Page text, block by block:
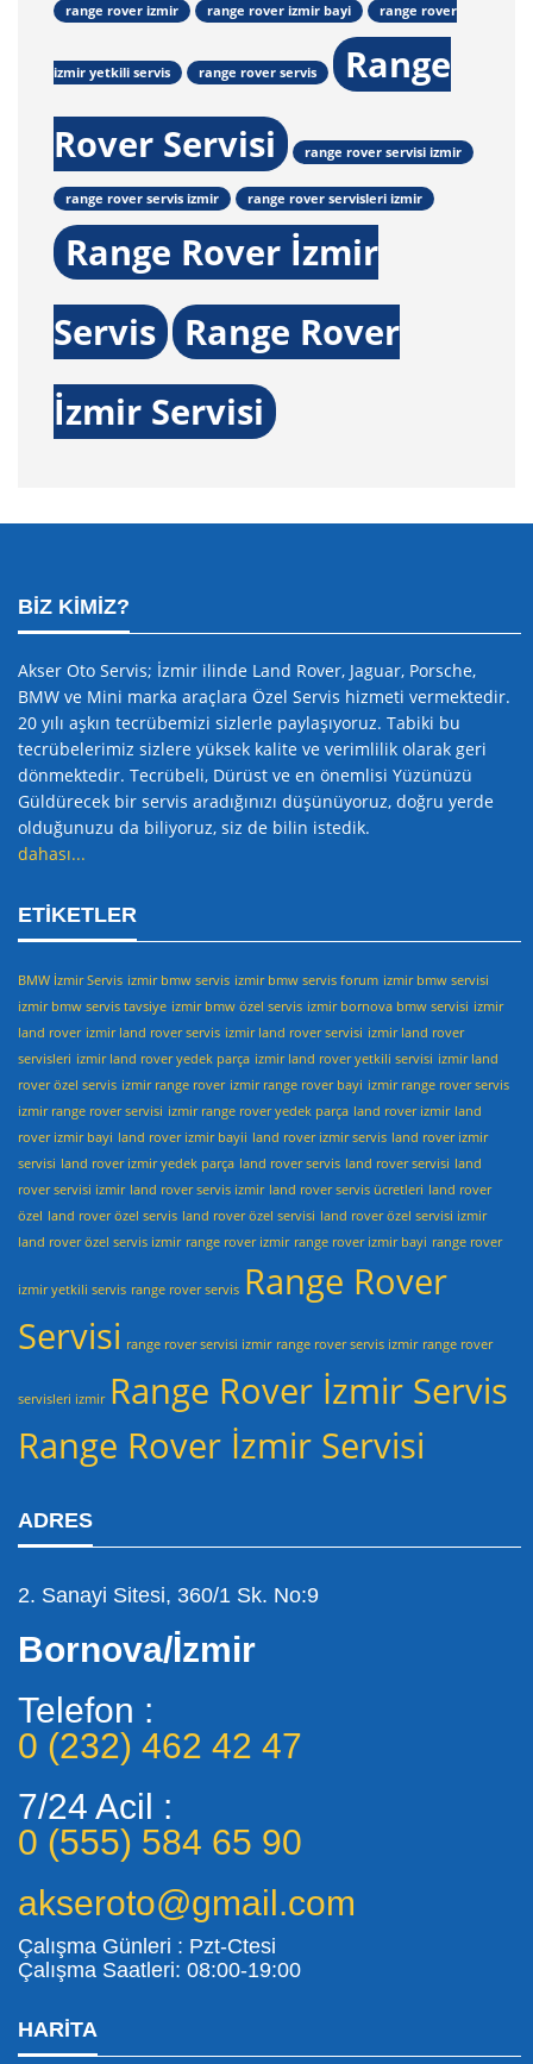
range rover izmir
range rover izmir bayi range rover
izmir yetkili servis range rover servis
Range
Rover Servisi
range rover servisi izmir
range rover servis izmir range rover servisleri izmir
Range Rover İzmir
Servis
Range Rover
İzmir Servisi
BIZ KIMIZ?
Akser Oto Servis; İzmir ilinde Land Rover, Jaguar, Porsche,
BMW ve Mini marka araçlara Özel Servis hizmeti vermektedir.
20 yılı aşkın tecrübemizi sizlerle paylaşıyoruz. Tabiki bu
tecrübelerimiz sizlere yüksek kalite ve verimlilik olarak geri
dönmektedir. Tecrübeli, Dürüst ve en önemlisi Yüzünüzü
Güldürecek bir servis aradığınızı düşünüyoruz, doğru yerde
olduğunuzu da biliyoruz, siz de bilin istedik.
dahası...
ETIKETLER
BMW İzmir Servis izmir bmw servis izmir bmw servis forum izmir bmw servisi
izmir bmw servis tavsiye izmir bmw özel servis izmir bornova bmw servisi izmir
land rover izmir land rover servis izmir land rover servisi izmir land rover
servisleri izmir land rover yedek parça izmir land rover yetkili servisi izmir land
rover özel servis izmir range rover izmir range rover bayi izmir range rover servis
izmir range rover servisi izmir range rover yedek parça land rover izmir land
rover izmir bayi land rover izmir bayii land rover izmir servis land rover izmir
servisi land rover izmir yedek parça land rover servis land rover servisi land
rover servisi izmir land rover servis izmir land rover servis ücretleri land rover
özel land rover özel servis land rover özel servisi land rover özel servisi izmir
land rover özel servis izmir range rover izmir range rover izmir bayi range rover
izmir yetkili servis range rover servis Range Rover
Servisi range rover servisi izmir range rover servis izmir range rover
servisleri izmir Range Rover İzmir Servis
Range Rover İzmir Servisi
ADRES
2. Sanayi Sitesi, 360/1 Sk. No:9
Bornova/İzmir
Telefon :
0 (232) 462 42 47
7/24 Acil :
0 (555) 584 65 90
akseroto@gmail.com
Çalışma Günleri : Pzt-Ctesi
Çalışma Saatleri: 08:00-19:00
HARITA